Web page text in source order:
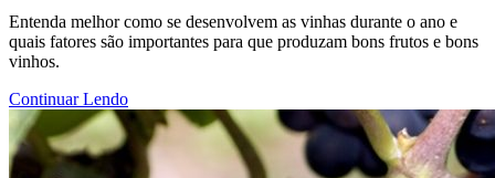
Entenda melhor como se desenvolvem as vinhas durante o ano e
quais fatores são importantes para que produzam bons frutos e bons
vinhos.
Continuar Lendo